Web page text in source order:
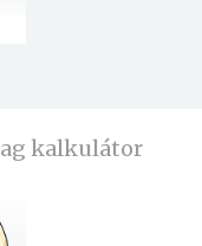
kalkulátor